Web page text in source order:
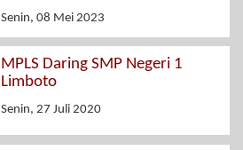
Senin, 08 Mei 2023
MPLS Daring SMP Negeri 1
Limboto
Senin, 27 Juli 2020